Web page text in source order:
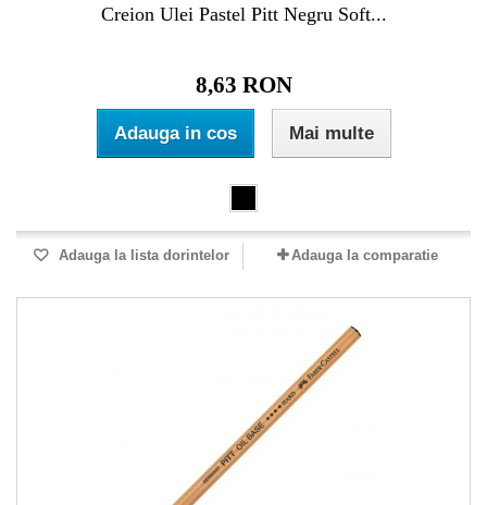
Creion Ulei Pastel Pitt Negru Soft...
8,63 RON
Adauga in cos Mai multe
Adauga la lista dorintelor Adauga la comparatie